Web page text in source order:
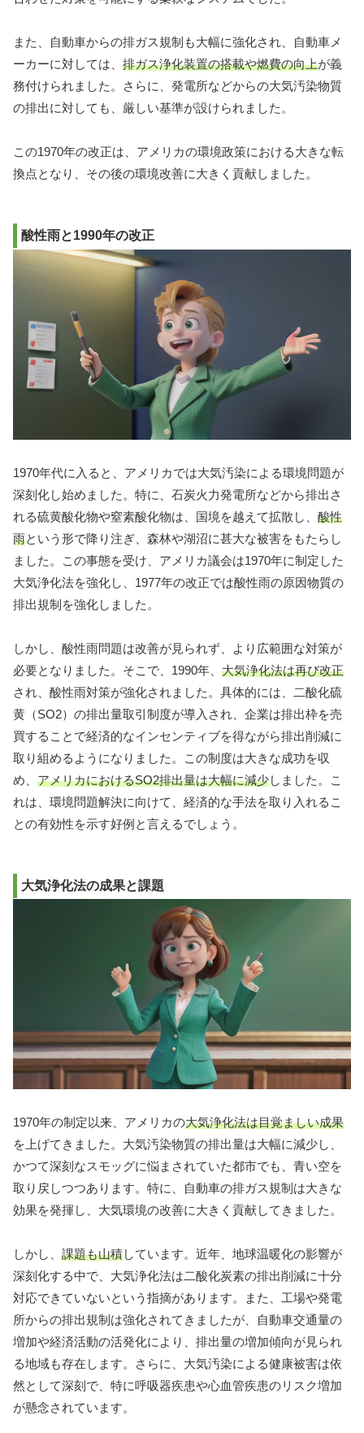
また、自動車からの排ガス規制も大幅に強化され、自動車メ
ーカーに対しては、 排ガス浄化装置の搭載や燃費の向上が義
務付けられました。さらに、発電所などからの大気汚染物質
の排出に対しても、厳しい基準が設けられました。
この1970年の改正は、アメリカの環境政策における大きな転
換点となり、その後の環境改善に大きく貢献しました。
酸性雨と1990年の改正
1970年代に入ると、アメリカでは大気汚染による環境問題が
深刻化し始めました。特に、石炭火力発電所などから排出さ
れる硫黄酸化物や窒素酸化物は、国境を越えて拡散し、 酸性
雨という形で降り注ぎ、森林や湖沼に甚大な被害をもたらし
ました。この事態を受け、アメリカ議会は1970年に制定した
大気浄化法を強化し、1977年の改正では酸性雨の原因物質の
排出規制を強化しました。
しかし、酸性雨問題は改善が見られず、より広範囲な対策が
必要となりました。そこで、1990年、 大気浄化法は再び改正
され、酸性雨対策が強化されました。具体的には、二酸化硫
黄（SO2）の排出量取引制度が導入され、企業は排出枠を売
買することで経済的なインセンティブを得ながら排出削減に
取り組めるようになりました。この制度は大きな成功を収
め、 アメリカにおけるSO2排出量は大幅に減少しました。こ
れは、環境問題解決に向けて、経済的な手法を取り入れるこ
との有効性を示す好例と言えるでしょう。
大気浄化法の成果と課題
1970年の制定以来、アメリカの大気浄化法は目覚ましい成果
を上げてきました。大気汚染物質の排出量は大幅に減少し、
かつて深刻なスモッグに悩まされていた都市でも、青い空を
取り戻しつつあります。特に、自動車の排ガス規制は大きな
効果を発揮し、大気環境の改善に大きく貢献してきました。
しかし、 課題も山積しています。近年、地球温暖化の影響が
深刻化する中で、大気浄化法は二酸化炭素の排出削減に十分
対応できていないという指摘があります。また、工場や発電
所からの排出規制は強化されてきましたが、自動車交通量の
増加や経済活動の活発化により、排出量の増加傾向が見られ
る地域も存在します。さらに、大気汚染による健康被害は依
然として深刻で、特に呼吸器疾患や心血管疾患のリスク増加
が懸念されています。